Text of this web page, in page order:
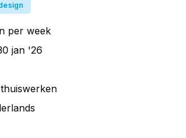
per week
jan '26